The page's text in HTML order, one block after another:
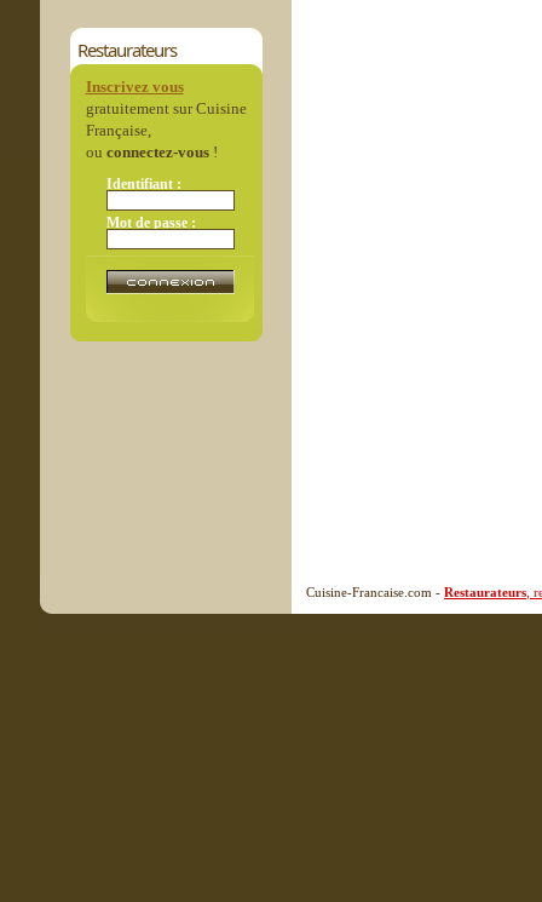
Restaurateurs
Inscrivez vous
gratuitement sur Cuisine
Française,
ou connectez-vous!
Identifiant :
Mot de passe :
Cuisine-Francaise.com - Restaurateurs ,